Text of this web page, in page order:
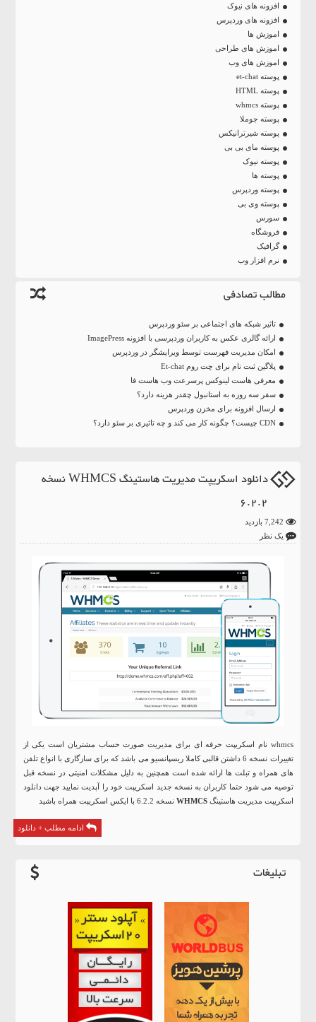
افزونه های نیوک
افزونه های وردپرس
اموزش ها
اموزش های طراحی
اموزش های وب
پوسته et-chat
پوسته HTML
پوسته whmcs
پوسته جوملا
پوسته شیرترانیکس
پوسته مای بی بی
پوسته نیوک
پوسته ها
پوسته وردپرس
پوسته وی بی
سورس
فروشگاه
گرافیک
نرم افزار وب
مطالب تصادفی
تاثیر شبکه های اجتماعی بر سئو وردپرس
ارائه گالری عکس به کاربران وردپرسی با افزونه ImagePress
امکان مدیریت فهرست توسط ویرایشگر در وردپرس
پلاگین ثبت نام برای چت روم Et-chat
معرفی هاست لینوکس پرسرعت وب هاست فا
سفر سه روزه به استانبول چقدر هزینه دارد؟
ارسال افزونه برای مخزن وردپرس
CDN چیست؟ چگونه کار می کند و چه تاثیری بر سئو دارد؟
دانلود اسکریپت مدیریت هاستینگ WHMCS نسخه
6.2.2
یک نظر
whmcs نام اسکریپت حرفه ای برای مدیریت صورت حساب مشتریان است یکی از
تغییرات نسخه 6 داشتن قالبی کاملا ریسپانسیو می باشد که برای سازگاری با انواع تلفن
های همراه و تبلت ها ارائه شده است همچنین به دلیل مشکلات امنیتی در نسخه قبل
توصیه می شود حتما کاربران به نسخه جدید اسکریپت خود را آپدیت نمایید جهت دانلود
اسکریپت مدیریت هاستینگWHMCS نسخه 6.2.2 با ایکس اسکریپت همراه باشید
ادامه مطلب + دانلود
تبلیغات